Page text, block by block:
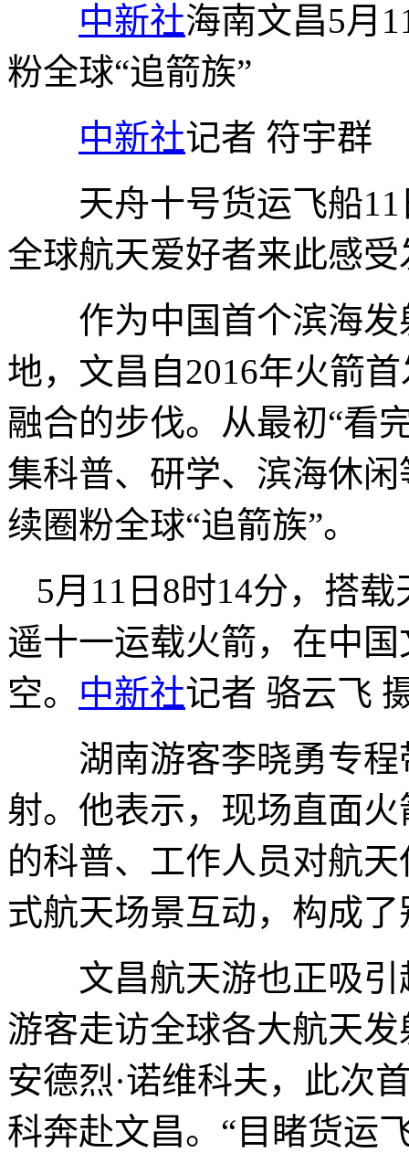
中新社海南文昌5月
粉全球“追箭族”
中新社记者 符宇群
天舟十号货运飞船11
全球航天爱好者来此感
作为中国首个滨海发
地，文昌自2016年火箭
融合的步伐。从最初“看
集科普、研学、滨海休
续圈粉全球“追箭族”。
5月11日8时14分，搭
遥十一运载火箭，在中
空。 中新社记者 骆云飞
湖南游客李晓勇专程
射。他表示，现场直面
的科普、工作人员对航
式航天场景互动，构成
文昌航天游也正吸引
游客走访全球各大航天
安德烈·诺维科夫，此次
科奔赴文昌。“目睹货运